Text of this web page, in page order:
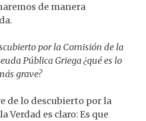
de manera
por la Comisión de la
Pública Griega ¿qué es lo
grave?
de lo descubierto por la
Verdad es claro: Es que